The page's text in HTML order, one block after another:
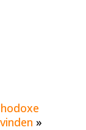
»